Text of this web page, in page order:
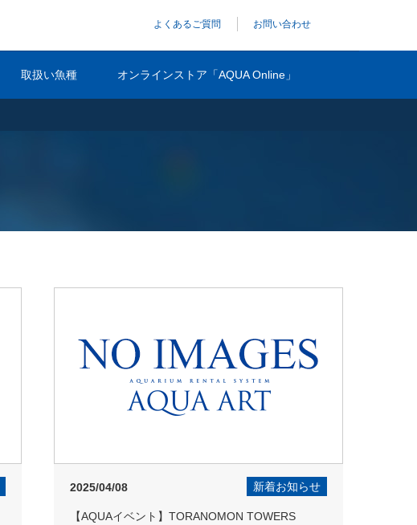
取扱い魚種 オンラインストア「AQUA Online」
よくあるご質問 お問い合わせ
2025/04/08 新着お知らせ
【AQUAイベント】TORANOMON TOWERS